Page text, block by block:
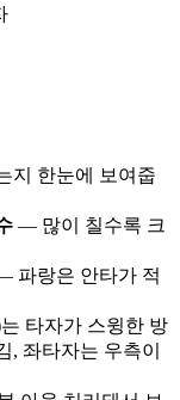
지 한눈에 보여줍
— 많이 칠수록 크
파랑은 안타가 적
는 타자가 스윙한 방
, 좌타자는 우측이